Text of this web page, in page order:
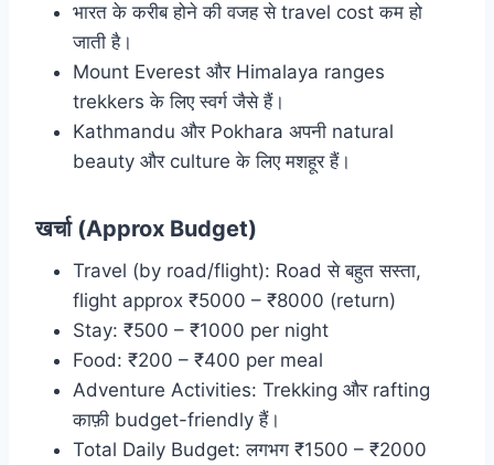
भारत के करीब होने की वजह से travel cost कम हो
जाती है।
Mount Everest और Himalaya ranges
trekkers के लिए स्वर्ग जैसे हैं।
Kathmandu और Pokhara अपनी natural
beauty और culture के लिए मशहूर हैं।
खर्चा (Approx Budget)
Travel (by road/flight): Road से बहुत सस्ता,
flight approx ₹5000 – ₹8000 (return)
Stay: ₹500 – ₹1000 per night
Food: ₹200 – ₹400 per meal
Adventure Activities: Trekking और rafting
काफ़ी budget-friendly हैं।
Total Daily Budget: लगभग ₹1500 – ₹2000